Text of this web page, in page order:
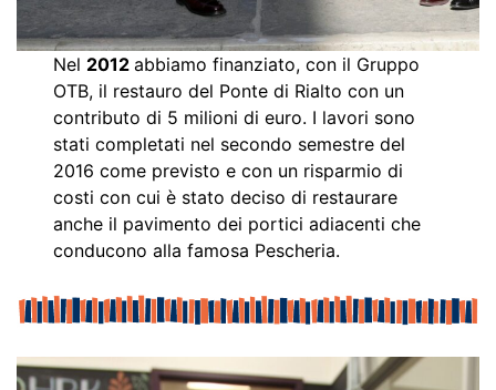
Nel 2012abbiamo finanziato, con il Gruppo
OTB, il restauro del Ponte di Rialto con un
contributo di 5 milioni di euro. I lavori sono
stati completati nel secondo semestre del
2016 come previsto e con un risparmio di
costi con cui è stato deciso di restaurare
anche il pavimento dei portici adiacenti che
conducono alla famosa Pescheria.